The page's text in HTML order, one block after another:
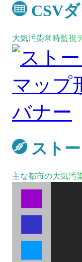
CSV
大気汚染常時監視
スト
主な都市の大気汚